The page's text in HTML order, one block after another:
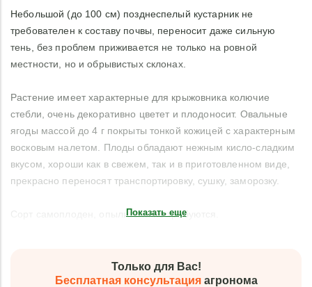
Небольшой (до 100 см) позднеспелый кустарник не
требователен к составу почвы, переносит даже сильную
тень, без проблем приживается не только на ровной
местности, но и обрывистых склонах.
Растение имеет характерные для крыжовника колючие
стебли, очень декоративно цветет и плодоносит. Овальные
ягоды массой до 4 г покрыты тонкой кожицей с характерным
восковым налетом. Плоды обладают нежным кисло-сладким
вкусом, хороши как в свежем, так и в приготовленном виде,
прекрасно переносят транспортировку, сушку, заморозку.
Сорт самоплоден, опылители не требуются.
Показать еще
Только для Вас!
Бесплатная консультацияагронома